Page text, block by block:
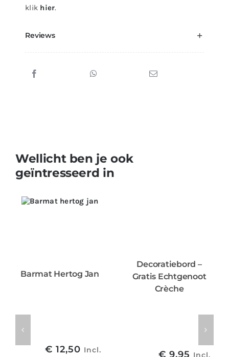
klik hier.
Reviews
Wellicht ben je ook
geïntresseerd in
Barmat Hertog Jan
€ 12,50 Incl.
Decoratiebord –
Gratis Echtgenoot
Crèche
€ 9,95 Incl.